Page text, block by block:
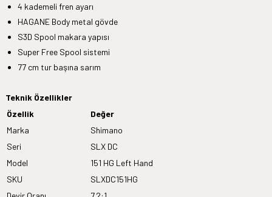
4 kademeli fren ayarı
HAGANE Body metal gövde
S3D Spool makara yapısı
Super Free Spool sistemi
77 cm tur başına sarım
Teknik Özellikler
Özellik
Değer
Marka
Shimano
Seri
SLX DC
Model
151 HG Left Hand
SKU
SLXDC151HG